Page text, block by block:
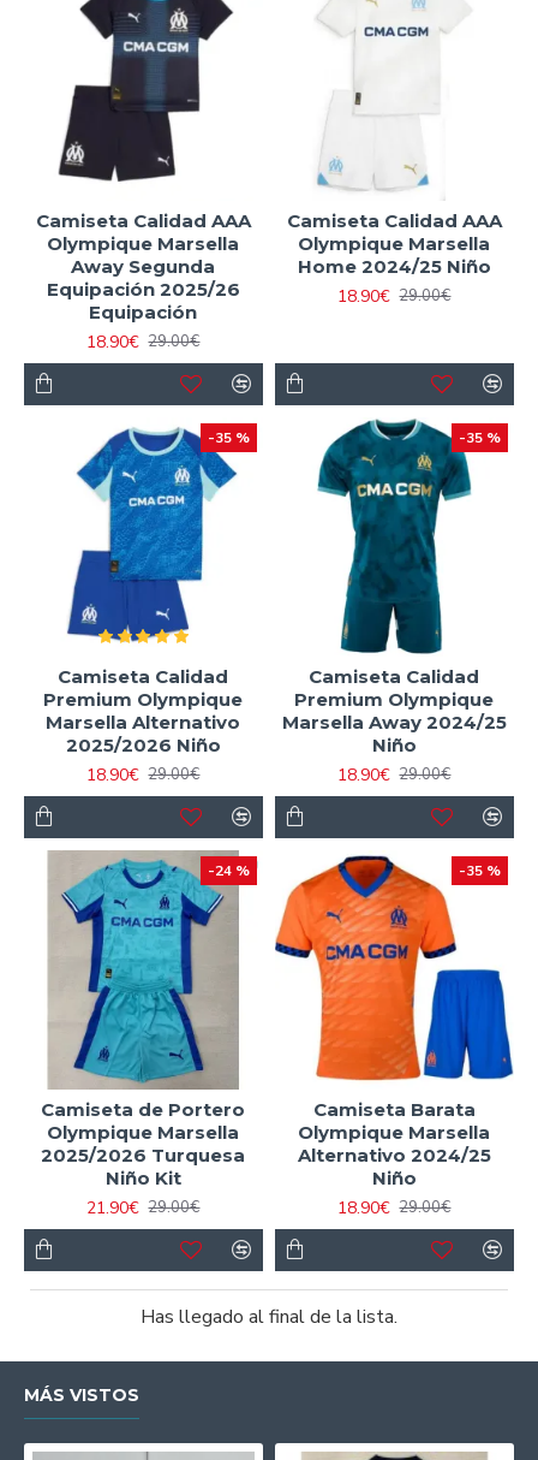
camisetas baratas 2025
son mejores opciones
asequibles y de calidad para vivir el espíritu del fútbol
francés. ¡Celebra el legado del Marsella con esta
equipación réplicaúnica para los más pequeños!
Camiseta Calidad AAA
Olympique Marsella
Away Segunda
Equipación 2025/26
Equipación
18.90€ 29.00€
Camiseta Calidad AAA
Olympique Marsella
Home 2024/25 Niño
18.90€ 29.00€
-35 %
Camiseta Calidad
Premium Olympique
Marsella Alternativo
2025/2026 Niño
18.90€ 29.00€
-35 %
Camiseta Calidad
Premium Olympique
Marsella Away 2024/25
Niño
18.90€ 29.00€
-24 %
Camiseta de Portero
Olympique Marsella
2025/2026 Turquesa
Niño Kit
21.90€ 29.00€
-35 %
Camiseta Barata
Olympique Marsella
Alternativo 2024/25
Niño
18.90€ 29.00€
Has llegado al final de la lista.
MÁS VISTOS